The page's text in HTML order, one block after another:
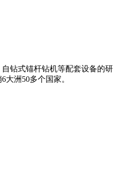
钻式锚杆钻机等配套设备的研
大洲50多个国家。